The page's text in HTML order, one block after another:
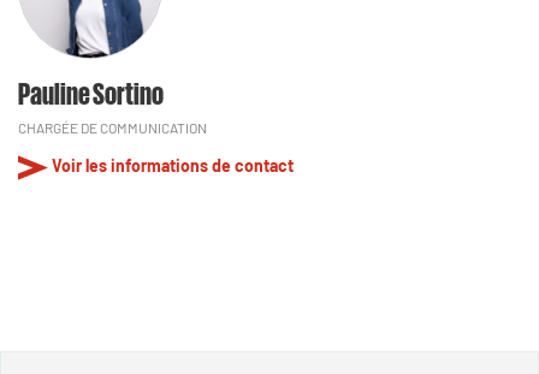
Pauline Sortino
CHARGÉE DE COMMUNICATION
Voir les informations de contact